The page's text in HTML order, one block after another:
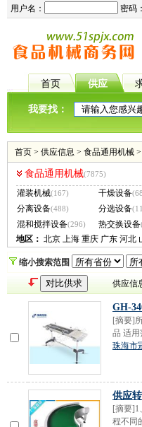
用户名： 密码：
首页 供应
我要找：
首页 > 供应信息 > 食品通用机械 >
食品通用机械(7875)
灌装机械(167) 干燥设备
分离设备(488) 分选设备
混和搅拌设备(296) 热交换设备
地区： 北京 上海 重庆 广东 河北
缩小搜索范围
供应信
GH-
[摘要]
品 适
珠海市
供应
[摘要]1
程不同